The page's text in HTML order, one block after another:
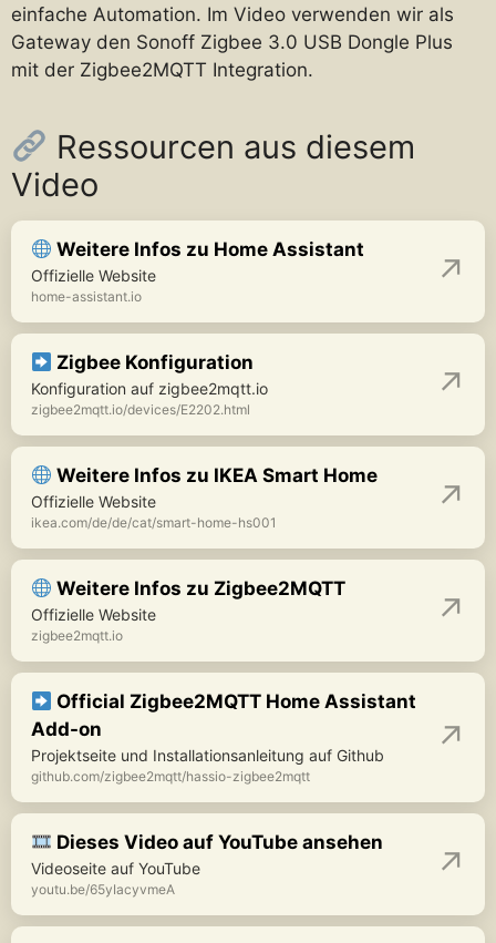
einfache Automation. Im Video verwenden wir als
Gateway den Sonoff Zigbee 3.0 USB Dongle Plus
mit der Zigbee2MQTT Integration.
Ressourcen aus diesem
Video
Weitere Infos zu Home Assistant
Offizielle Website
home-assistant.io
Zigbee Konfiguration
Konfiguration auf zigbee2mqtt.io
zigbee2mqtt.io/devices/E2202.html
Weitere Infos zu IKEA Smart Home
Offizielle Website
ikea.com/de/de/cat/smart-home-hs001
Weitere Infos zu Zigbee2MQTT
Offizielle Website
zigbee2mqtt.io
Official Zigbee2MQTT Home Assistant
Add-on
Projektseite und Installationsanleitung auf Github
github.com/zigbee2mqtt/hassio-zigbee2mqtt
Dieses Video auf YouTube ansehen
Videoseite auf YouTube
youtu.be/65yIacyvmeA